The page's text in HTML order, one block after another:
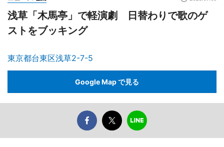
浅草「木馬亭」で軽演劇 日替わりで歌のゲ
ストをブッキング
東京都台東区浅草2-7-5
Google Map で見る